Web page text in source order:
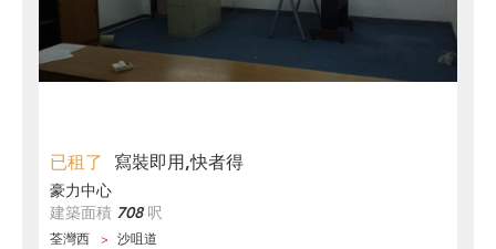
已租了 寫裝即用,快者得
豪力中心
建築面積 708呎
荃灣西 沙咀道